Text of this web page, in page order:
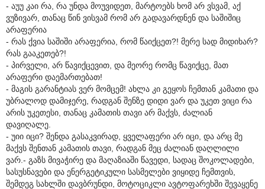
- აუუ კაი რა, რა უნდა მოუვიდეთ, მარტოებს ხომ არ ვსვამ, აქ
ვუზივარ, თანაც წინ ვისვამ რომ არ გადავარდნენ და საშიშიც
არაფერია
- რას ქვია საშიში არაფერია, რომ წაიქცეთ?! მერე სად მიდიხარ?
რას გააკეთებ?!
- პირველი, არ წავიქცევით, და მეორე რომც წავიქცე, მათ
არაფერი დაემართებათ!
- მაგის გარანტიას ვერ მომცემ! ახლა კი გეყოს ჩემთან კამათი და
უბრალოდ დამიჯერე, რადგან შენზე დიდი ვარ და უკეთ ვიცი რა
არის უკეთესი, თანაც კამათის თავი არ მაქვს, ძალიან
დავიღალე.
- უიი იცი? შენდა გასაკვირად, ყველაფერი არ იცი, და არც მე
მაქვს შენთან კამათის თავი, რადგან მეც ძალიან დაღლილი
ვარ.- გაზს მივაჭირე და მაღაზიაში წავედი, სადაც შოკოლადები,
სასუსნავები და ენერგეტიკული სასმელები ვიყიდე ჩემთვის,
შემდეგ სახლში დავბრუნდი, მოტოციკლი ავტოფარეხში შევაყენე